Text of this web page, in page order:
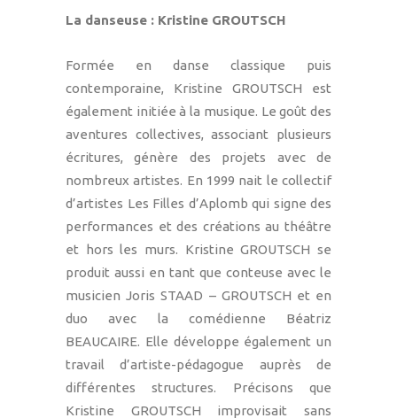
La danseuse : Kristine GROUTSCH
Formée en danse classique puis
contemporaine, Kristine GROUTSCH est
également initiée à la musique. Le goût des
aventures collectives, associant plusieurs
écritures, génère des projets avec de
nombreux artistes. En 1999 nait le collectif
d’artistes Les Filles d’Aplomb qui signe des
performances et des créations au théâtre
et hors les murs. Kristine GROUTSCH se
produit aussi en tant que conteuse avec le
musicien Joris STAAD – GROUTSCH et en
duo avec la comédienne Béatriz
BEAUCAIRE. Elle développe également un
travail d’artiste-pédagogue auprès de
différentes structures. Précisons que
Kristine GROUTSCH improvisait sans